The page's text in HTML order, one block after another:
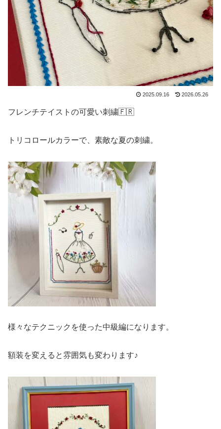
2025.09.16 2026.05.26
フレンチテイストの可愛い刺繍🇫🇷
トリコロールカラーで、素敵な夏の刺繍。
様々なテクニックを使った中級編になります。
額装を変えると雰囲気も変わります♪